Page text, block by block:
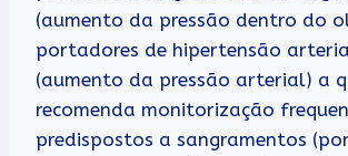
(aumento da pressão dentro do
portadores de hipertensão
(aumento da pressão arterial) a
recomenda monitorização
predispostos a sangramentos